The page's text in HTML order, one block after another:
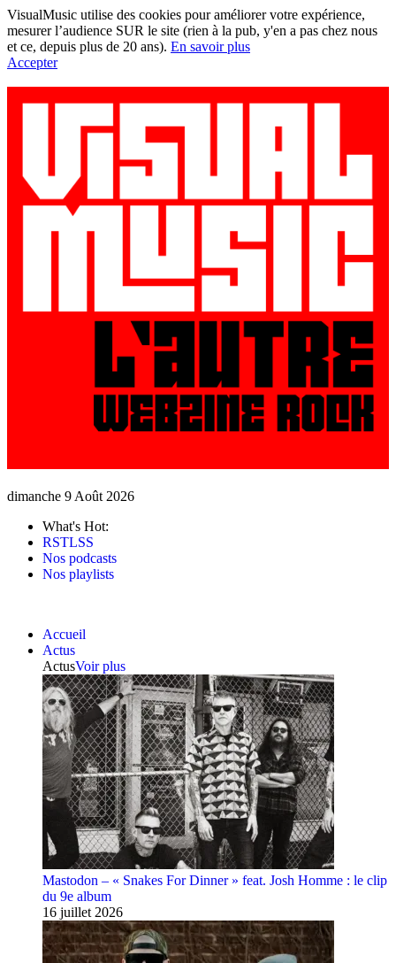
VisualMusic utilise des cookies pour améliorer votre expérience,
mesurer l’audience SUR le site (rien à la pub, y'en a pas chez nous
et ce, depuis plus de 20 ans). En savoir plus
Accepter
dimanche 9 Août 2026
What's Hot:
RSTLSS
Nos podcasts
Nos playlists
Accueil
Actus
ActusVoir plus
Mastodon – « Snakes For Dinner » feat. Josh Homme : le clip
du 9e album
16 juillet 2026